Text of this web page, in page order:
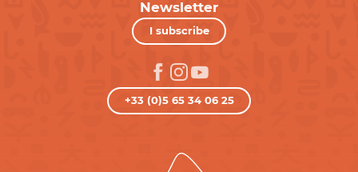
Newsletter
I subscribe
+33 (0)5 65 34 06 25